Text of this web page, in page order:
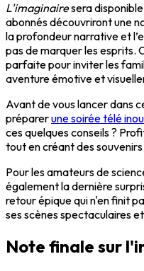
L'imaginairesera
abonnés découvriront une
la profondeur narrative et
pas de marquer les esprits.
parfaite pour inviter les
aventure émotive et
Avant de vous lancer dans
préparerune soirée télé
ces quelques conseils ?
tout en créant des
Pour les amateurs de
également la dernière
retour épique qui n'en finit
ses scènes spectaculaires
Note finale sur